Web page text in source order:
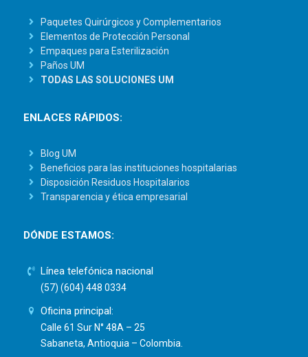
Paquetes Quirúrgicos y Complementarios
Elementos de Protección Personal
Empaques para Esterilización
Paños UM
TODAS LAS SOLUCIONES UM
ENLACES RÁPIDOS:
Blog UM
Beneficios para las instituciones hospitalarias
Disposición Residuos Hospitalarios
Transparencia y ética empresarial
DÓNDE ESTAMOS:
Línea telefónica nacional
(57) (604) 448 0334
Oficina principal:
Calle 61 Sur N° 48A – 25
Sabaneta, Antioquia – Colombia.